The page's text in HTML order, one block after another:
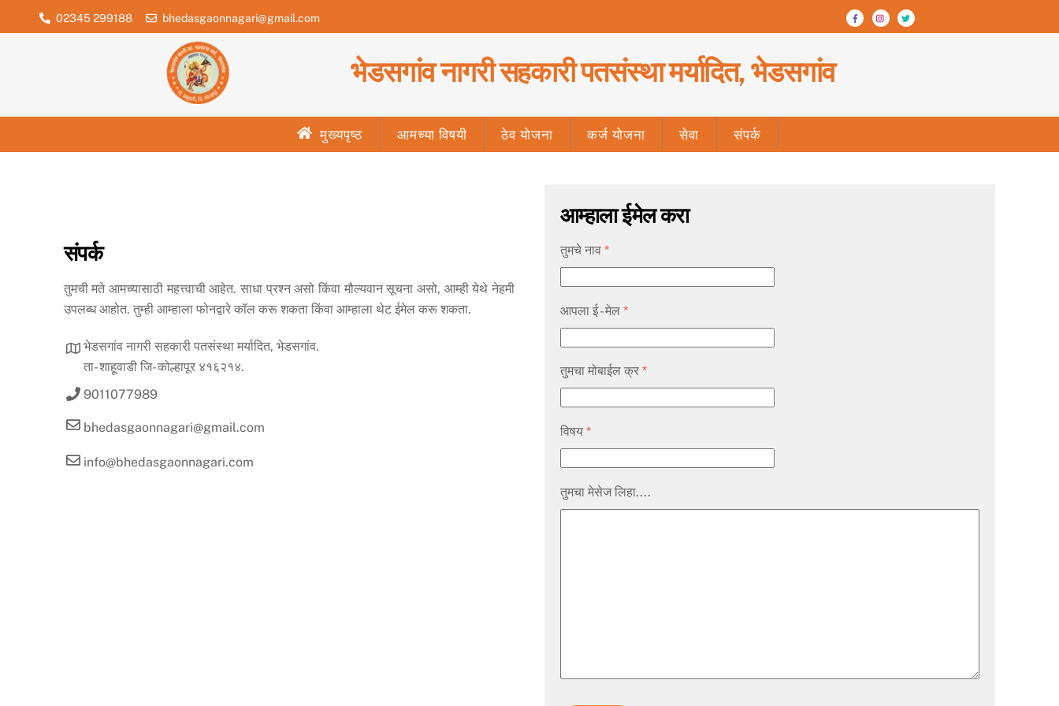
to
02345 299188 bhedasgaonnagari@gmail.com
भेडसगांव नागरी सहकारी पतसंस्था मर्यादित, भेडसगांव
मुख्यपृष्ठ आमच्या विषयी ठेव योजना कर्ज योजना सेवा संपर्क
संपर्क
तुमची मते आमच्यासाठी महत्त्वाची आहेत. साधा प्रश्न असो किंवा मौल्यवान सूचना असो, आम्हीयेथे नेहमी
उपलब्ध आहोत. तुम्ही आम्हाला फोनद्वारे कॉल करू शकता किंवा आम्हाला थेट ईमेल करू शकता.
भेडसगांव नागरी सहकारी पतसंस्था मर्यादित, भेडसगांव.
ता- शाहूवाडी जि- कोल्हापूर ४१६२१४.
9011077989
bhedasgaonnagari@gmail.com
info@bhedasgaonnagari.com
आम्हाला ईमेल करा
तुमचे नाव *
आपला ई - मेल *
तुमचा मोबाईल क्र *
विषय *
तुमचा मेसेज लिहा....